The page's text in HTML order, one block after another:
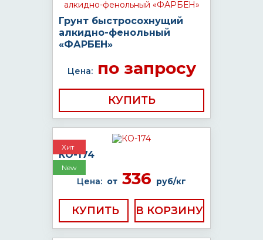
Грунт быстросохнущий
алкидно-фенольный
«ФАРБЕН»
Цена:по запросу
КУПИТЬ
Хит
New
КО-174
Цена: от 336 руб/кг
КУПИТЬ